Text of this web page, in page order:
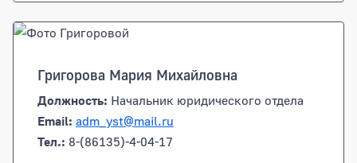
Григорова Мария Михайловна
Должность: Начальник юридического отдела
Email: adm_yst@mail.ru
Тел.: 8-(86135)-4-04-17